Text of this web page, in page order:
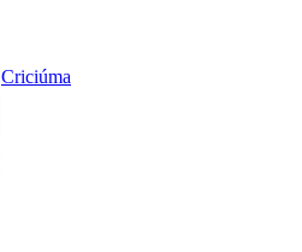
Criciúma